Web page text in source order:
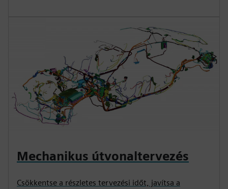
Mechanikus útvonaltervezés
Csökkentse a részletes tervezési időt, javítsa a